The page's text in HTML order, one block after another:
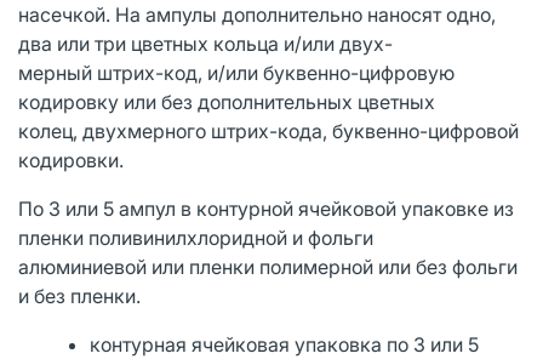
насечкой. На ампулы дополнительно наносят одно,
два или три цветных кольца и/или двух-
мерный штрих-код, и/или буквенно-цифровую
кодировку или без дополнительных цветных
колец, двухмерного штрих-кода, буквенно-цифровой
кодировки.
По 3 или 5 ампул в контурной ячейковой упаковке из
пленки поливинилхлоридной и фольги
алюминиевой или пленки полимерной или без фольги
и без пленки.
контурная ячейковая упаковка по 3 или 5